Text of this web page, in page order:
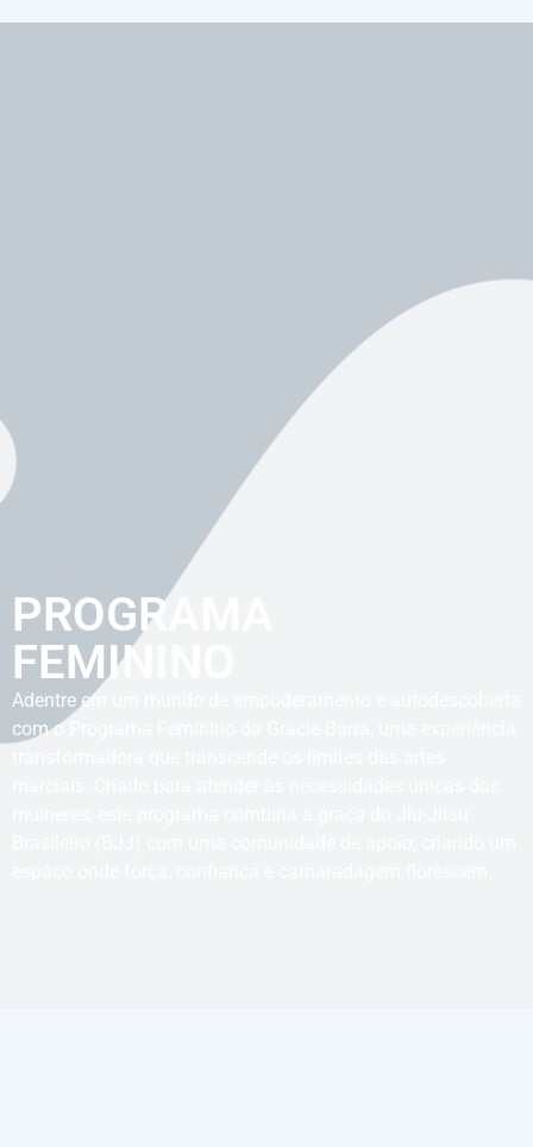
PROGRAMA
FEMININO
Adentre em um mundo de empoderamento e autodescoberta
com o Programa Feminino da Gracie Barra, uma experiência